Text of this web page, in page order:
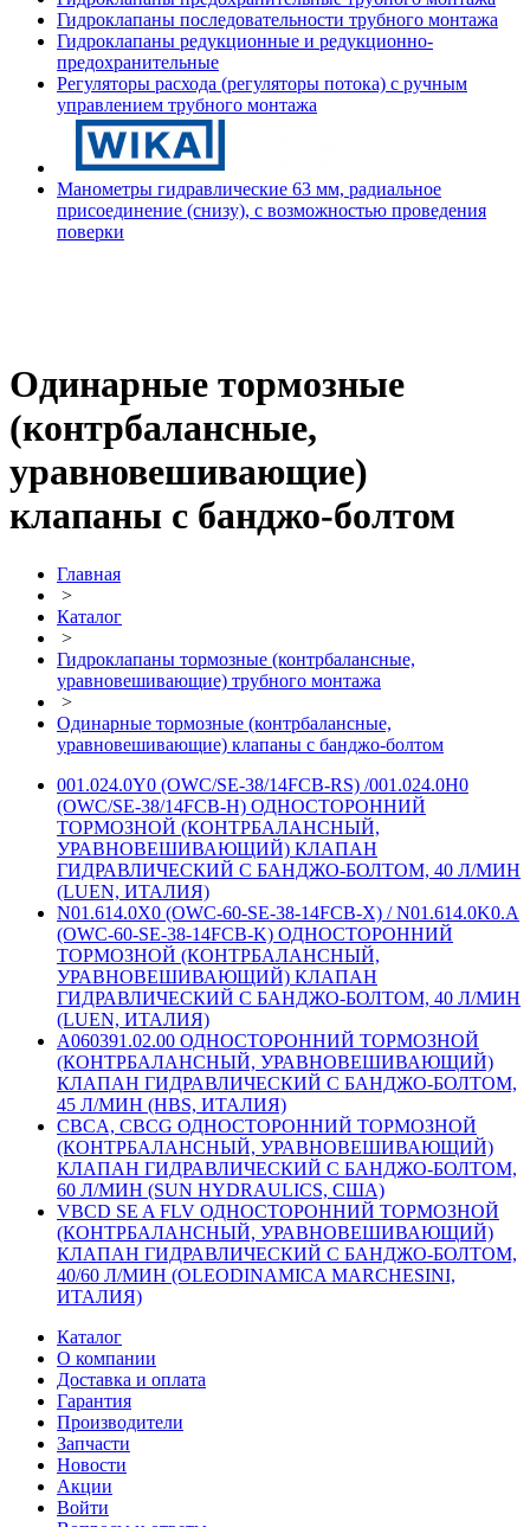
Гидроклапаны последовательности трубного монтажа
Гидроклапаны редукционные и редукционно-
предохранительные
Регуляторы расхода (регуляторы потока) с ручным
управлением трубного монтажа
Манометры гидравлические 63 мм, радиальное
присоединение (снизу), с возможностью проведения
поверки
Одинарные тормозные
(контрбалансные,
уравновешивающие)
клапаны с банджо-болтом
Главная
>
Каталог
>
Гидроклапаны тормозные (контрбалансные,
уравновешивающие) трубного монтажа
>
Одинарные тормозные (контрбалансные,
уравновешивающие) клапаны с банджо-болтом
001.024.0Y0 (OWC/SE-38/14FCB-RS) /001.024.0H0
(OWC/SE-38/14FCB-H) ОДНОСТОРОННИЙ
ТОРМОЗНОЙ (КОНТРБАЛАНСНЫЙ,
УРАВНОВЕШИВАЮЩИЙ) КЛАПАН
ГИДРАВЛИЧЕСКИЙ С БАНДЖО-БОЛТОМ, 40 Л/МИН
(LUEN, ИТАЛИЯ)
N01.614.0X0 (OWC-60-SE-38-14FCB-X) / N01.614.0K0.A
(OWC-60-SE-38-14FCB-K) ОДНОСТОРОННИЙ
ТОРМОЗНОЙ (КОНТРБАЛАНСНЫЙ,
УРАВНОВЕШИВАЮЩИЙ) КЛАПАН
ГИДРАВЛИЧЕСКИЙ С БАНДЖО-БОЛТОМ, 40 Л/МИН
(LUEN, ИТАЛИЯ)
A060391.02.00 ОДНОСТОРОННИЙ ТОРМОЗНОЙ
(КОНТРБАЛАНСНЫЙ, УРАВНОВЕШИВАЮЩИЙ)
КЛАПАН ГИДРАВЛИЧЕСКИЙ С БАНДЖО-БОЛТОМ,
45 Л/МИН (HBS, ИТАЛИЯ)
CBCA, CBCG ОДНОСТОРОННИЙ ТОРМОЗНОЙ
(КОНТРБАЛАНСНЫЙ, УРАВНОВЕШИВАЮЩИЙ)
КЛАПАН ГИДРАВЛИЧЕСКИЙ С БАНДЖО-БОЛТОМ,
60 Л/МИН (SUN HYDRAULICS, США)
VBCD SE A FLV ОДНОСТОРОННИЙ ТОРМОЗНОЙ
(КОНТРБАЛАНСНЫЙ, УРАВНОВЕШИВАЮЩИЙ)
КЛАПАН ГИДРАВЛИЧЕСКИЙ С БАНДЖО-БОЛТОМ,
40/60 Л/МИН (OLEODINAMICA MARCHESINI,
ИТАЛИЯ)
Каталог
О компании
Доставка и оплата
Гарантия
Производители
Запчасти
Новости
Акции
Войти